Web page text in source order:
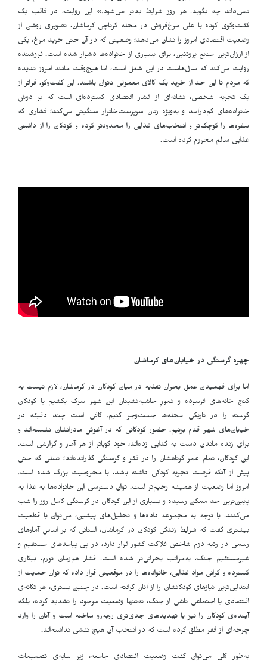
نمی‌داند چه بگوید. هر روز شرایط بدتر می‌شود.» این روایت، در قالب یک
گفت‌وگوی کوتاه با علی مرغ‌فروش در محله کرناچی کرماشان، تصویری روشن از
وضعیت اقتصادی امروز را نشان می‌دهد؛ وضعیتی که در آن حتی خرید مرغ، یکی
از ارزان‌ترین منابع پروتئین، برای بسیاری از خانواده‌ها دشوار شده است. فروشنده
روایت می‌کند که سال‌هاست در این شغل است، اما هیچ‌وقت مانند امروز ندیده
که مردم تا این حد از خرید یک کالای معمولی ناتوان باشند. این گفت‌وگو، فراتر از
یک تجربه شخصی، نشانه‌ای از فشار اقتصادی گسترده‌ای است که بر دوش
خانواده‌های کم‌درآمد و به‌ویژه زنان سرپرست‌خانوار سنگینی می‌کند؛ فشاری که
سفره‌ها را کوچک‌تر و انتخاب‌های غذایی را محدودتر کرده و کودکان را از داشتن
غذایی سالم محروم کرده است.
چهره گرسنگی در خیابان‌های کرماشان
اما برای فهمیدن عمق بحران تغذیه در میان کودکان در کرماشان‌، لازم نیست به
کنج خانه‌های فرسوده و نمورِ حاشیه‌نشینان این شهر سرک بکشیم یا کودکان
گرسنه را در تاریکی محله‌ها جست‌وجو کنیم. کافی است چند دقیقه در
خیابان‌های شهر قدم بزنیم. حضور کودکانی که در آغوش مادرانشان نشسته‌اند و
برای زنده ماندن دست به گدایی زده‌اند، خود گویاتر از هر آمار و گزارشی است.
این کودکان، تمام عمر کوتاهشان را در فقر و گرسنگی گذرانده‌اند؛ نسلی که حتی
پیش از آنکه فرصت تجربه کودکی داشته باشد، با محرومیت بزرگ شده است.
امروز اما وضعیت از همیشه وخیم‌تر است. توان دسترسی این خانواده‌ها به غذا به
پایین‌ترین حد ممکن رسیده و بسیاری از این کودکان در گرسنگی کامل روز را شب
می‌کنند. با توجه به مجموعه داده‌ها و تحلیل‌های پیشین، می‌توان با قطعیت
بیشتری گفت که شرایط زندگی کودکان در کرماشان، استانی که بر اساس آمارهای
رسمی در رتبه دوم شاخص فلاکت کشور قرار دارد، در پی پیامدهای مستقیم و
غیرمستقیم جنگ، به‌مراتب بحرانی‌تر شده است. فشار هم‌زمان تورم، بیکاری
گسترده و گرانی مواد غذایی، خانواده‌ها را در موقعیتی قرار داده که توان حمایت از
ابتدایی‌ترین نیازهای کودکانشان را از آنان گرفته است. در چنین بستری، هر تکانه‌ی
اقتصادی یا اجتماعی ناشی از جنگ، نه‌تنها وضعیت موجود را تشدید کرده، بلکه
آینده‌ی کودکان را نیز با تهدیدهای جدی‌تری روبه‌رو ساخته است و آنان را وارد
چرخه‌ای از فقر مطلق کرده است که در انتخاب آن هیچ نقشی نداشته‌اند.
به‌طور کلی می‌توان گفت وضعیت اقتصادی جامعه، زیر سایه‌ی تصمیمات